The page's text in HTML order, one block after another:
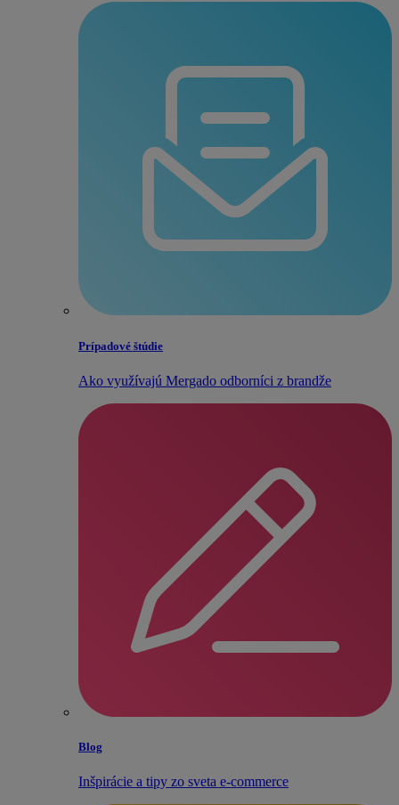
Prípadové štúdie
Ako využívajú Mergado odborníci z brandže
Blog
Inšpirácie a tipy zo sveta e‑commerce